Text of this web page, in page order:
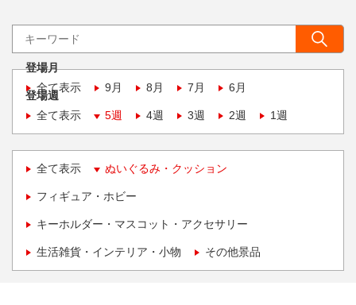
登場月
全て表示
9月 8月 7月 6月
登場週
全て表示
5週 4週 3週 2週 1週
全て表示 ぬいぐるみ・クッション
フィギュア・ホビー
キーホルダー・マスコット・アクセサリー
生活雑貨・インテリア・小物 その他景品